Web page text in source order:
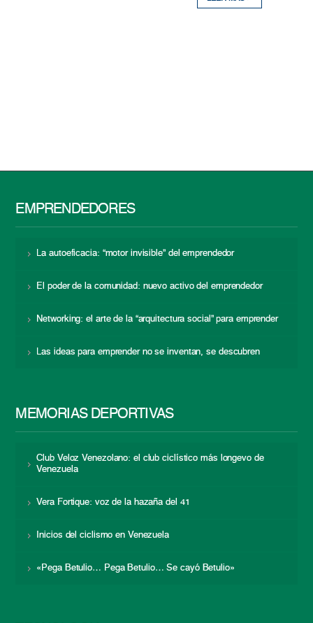
EMPRENDEDORES
La autoeficacia: “motor invisible” del emprendedor
El poder de la comunidad: nuevo activo del emprendedor
Networking: el arte de la “arquitectura social” para emprender
Las ideas para emprender no se inventan, se descubren
MEMORIAS DEPORTIVAS
Club Veloz Venezolano: el club ciclístico más longevo de
Venezuela
Vera Fortique: voz de la hazaña del 41
Inicios del ciclismo en Venezuela
«Pega Betulio… Pega Betulio… Se cayó Betulio»